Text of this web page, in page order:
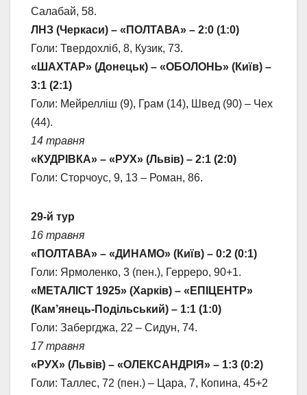
Салабай, 58.
ЛНЗ (Черкаси) – «ПОЛТАВА» – 2:0 (1:0)
Голи: Твердохліб, 8, Кузик, 73.
«ШАХТАР» (Донецьк) – «ОБОЛОНЬ» (Київ) –
3:1 (2:1)
Голи: Мейрелліш (9), Грам (14), Швед (90) – Чех
(44).
14 травня
«КУДРІВКА» – «РУХ» (Львів) – 2:1 (2:0)
Голи: Сторчоус, 9, 13 – Роман, 86.
29-й тур
16 травня
«ПОЛТАВА» – «ДИНАМО» (Київ) – 0:2 (0:1)
Голи: Ярмоленко, 3 (пен.), Герреро, 90+1.
«МЕТАЛІСТ 1925» (Харків) – «ЕПІЦЕНТР»
(Кам’янець-Подільський) – 1:1 (1:0)
Голи: Забергджа, 22 – Сидун, 74.
17 травня
«РУХ» (Львів) – «ОЛЕКСАНДРІЯ» – 1:3 (0:2)
Голи: Таллес, 72 (пен.) – Цара, 7, Копина, 45+2